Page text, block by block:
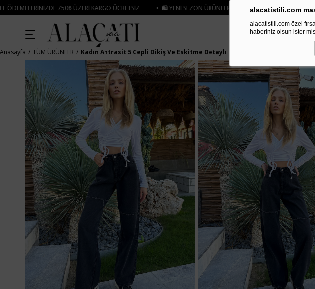
alacatistili.com
alacatistili.com özel
haberiniz olsun ister
ÜZERI KARGO ÜCRETSIZ • 🛍️ YENI SEZON ÜRÜNLERINDE 2 ÜRÜN VE ÜZERI SIPARIŞLERDE SEPETTE%15
Anasayfa TÜM ÜRÜNLER Kadın Antrasit 5 Cepli Dikiş Ve Eskitme Detaylı Palazzo Jean ALC-X11172